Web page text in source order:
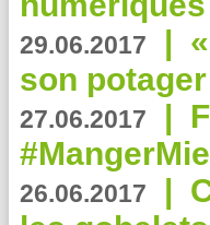
29.06.2017 |
son potager
27.06.2017 |
26.06.2017 |